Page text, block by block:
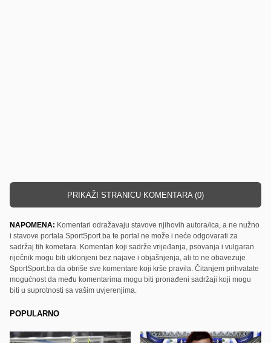
PRIKAŽI STRANICU KOMENTARA (0)
NAPOMENA: Komentari odražavaju stavove njihovih autora/ica, a ne nužno
i stavove portala SportSport.ba te portal ne može i neće odgovarati za
sadržaj tih kometara. Komentari koji sadrže vrijeđanja, psovanja i vulgaran
riječnik mogu biti uklonjeni bez najave i objašnjenja, ali to ne obavezuje
SportSport.ba da obriše sve komentare koji krše pravila. Čitanjem prihvatate
mogućnost da među komentarima mogu biti pronađeni sadržaji koji mogu
biti u suprotnosti sa vašim uvjerenjima.
POPULARNO